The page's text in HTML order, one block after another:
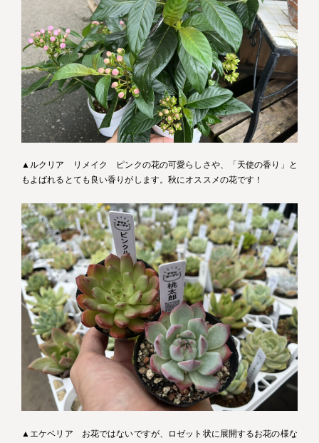
▲ルクリア リメイク ピンクの花の可愛らしさや、「天使の香り」と
もよばれるとても良い香りがします。秋にオススメの花です！
▲エケベリア お花ではないですが、ロゼット状に展開するお花の様な